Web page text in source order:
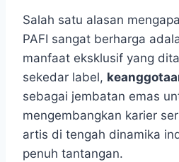
Salah satu alasan
PAFI sangat berharga
manfaat eksklusif yang
sekedar label,
sebagai jembatan emas
mengembangkan karier
artis di tengah dinamika
penuh tantangan.